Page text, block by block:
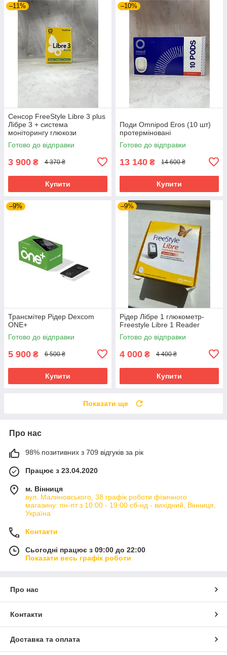
–11%
Сенсор FreeStyle Libre 3 plus
Лібре 3 + система
моніторингу глюкози
(ФріСтайл Лібре)
Готово до відправки
3 900 ₴ 4 370 ₴
Купити
–10%
Поди Omnipod Eros (10 шт)
протерміновані
Готово до відправки
13 140 ₴ 14 600 ₴
Купити
–9%
Трансмітер Рідер Dexcom
ONE+
Готово до відправки
5 900 ₴ 6 500 ₴
Купити
–9%
Рідер Лібре 1 глюкометр-
Freestyle Libre 1 Reader
Готово до відправки
4 000 ₴ 4 400 ₴
Купити
Показати ще
Про нас
98% позитивних з 709 відгуків за рік
Працює з 23.04.2020
м. Вінниця
вул. Малиновського, 38 графік роботи фізичного
магазину: пн-пт з 10:00 - 19:00 сб-нд - вихідний, Вінниця,
Україна
Контакти
Сьогодні працює з 09:00 до 22:00
Показати весь графік роботи
Про нас
Контакти
Доставка та оплата